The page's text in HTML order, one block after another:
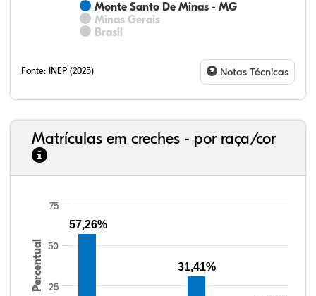
Monte Santo De Minas - MG
Minas Gerais
Brasil
Fonte: INEP (2025) Notas Técnicas
Matrículas em creches - por raça/cor
Percentual 25
50
75
57,26%
31,41%
32,57%
11,01%
0,59%
53,62%
0,23%
1,98%
33,06%
7,95%
0,46%
55,81%
1,22%
1,50%